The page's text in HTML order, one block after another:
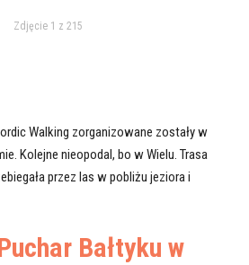
Zdjęcie 1 z 215
Walking zorganizowane zostały w
Kolejne nieopodal, bo w Wielu. Trasa
przez las w pobliżu jeziora i
Bałtyku w